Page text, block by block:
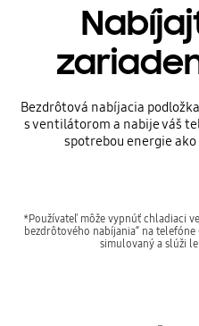
Bezdrôtová nabíjacia
s ventilátorom a nabije váš
spotrebou energie
*Používateľ môže vypnúť chladiaci
bezdrôtového nabíjania“ na
simulovaný a slúži